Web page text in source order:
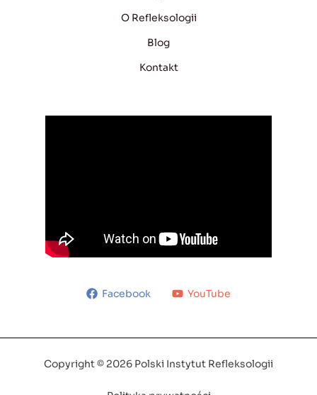
O Refleksologii
Blog
Kontakt
Facebook YouTube
Copyright © 2026 Polski Instytut Refleksologii